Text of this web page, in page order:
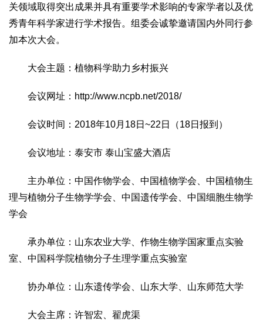
关领域取得突出成果并具有重要学术影响的专家学者以及优
秀青年科学家进行学术报告。组委会诚挚邀请国内外同行参
加本次大会。
大会主题：植物科学助力乡村振兴
会议网址：http://www.ncpb.net/2018/
会议时间：2018年10月18日~22日（18日报到）
会议地址：泰安市 泰山宝盛大酒店
主办单位：中国作物学会、中国植物学会、中国植物生
理与植物分子生物学学会、中国遗传学会、中国细胞生物学
学会
承办单位：山东农业大学、作物生物学国家重点实验
室、中国科学院植物分子生理学重点实验室
协办单位：山东遗传学会、山东大学、山东师范大学
大会主席：许智宏、翟虎渠